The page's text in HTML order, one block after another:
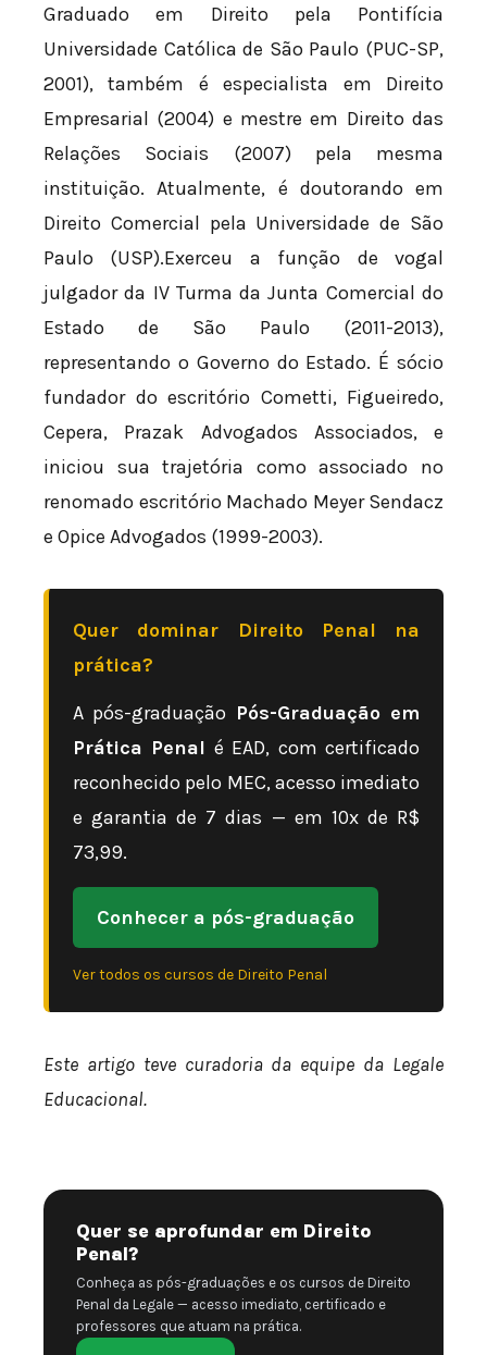
Graduado em Direito pela Pontifícia
Universidade Católica de São Paulo (PUC-SP,
2001), também é especialista em Direito
Empresarial (2004) e mestre em Direito das
Relações Sociais (2007) pela mesma
instituição. Atualmente, é doutorando em
Direito Comercial pela Universidade de São
Paulo (USP).Exerceu a função de vogal
julgador da IV Turma da Junta Comercial do
Estado de São Paulo (2011-2013),
representando o Governo do Estado. É sócio
fundador do escritório Cometti, Figueiredo,
Cepera, Prazak Advogados Associados, e
iniciou sua trajetória como associado no
renomado escritório Machado Meyer Sendacz
e Opice Advogados (1999-2003).
Quer dominar Direito Penal na
prática?
A pós-graduação Pós-Graduação em
Prática Penal é EAD, com certificado
reconhecido pelo MEC, acesso imediato
e garantia de 7 dias — em 10x de R$
73,99.
Conhecer a pós-graduação
Ver todos os cursos de Direito Penal
Este artigo teve curadoria da equipe da Legale
Educacional.
Quer se aprofundar em Direito
Penal?
Conheça as pós-graduações e os cursos de Direito
Penal da Legale — acesso imediato, certificado e
professores que atuam na prática.